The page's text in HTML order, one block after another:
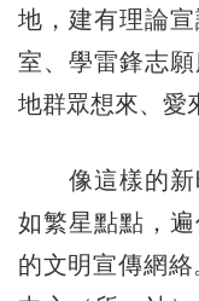
地，建有理論
室、學雷鋒志
地群眾想來、愛
像這樣的新時
如繁星點點，
的文明宣傳網